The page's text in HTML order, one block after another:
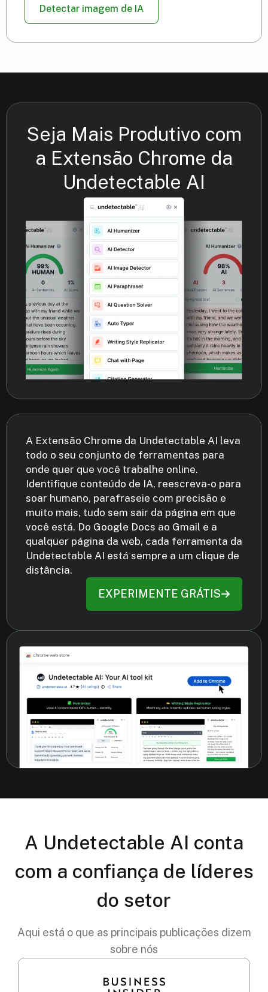
Detectar imagem de IA
Seja Mais Produtivo com
a Extensão Chrome da
Undetectable AI
A Extensão Chrome da Undetectable AI leva
todo o seu conjunto de ferramentas para
onde quer que você trabalhe online.
Identifique conteúdo de IA, reescreva-o para
soar humano, parafraseie com precisão e
muito mais, tudo sem sair da página em que
você está. Do Google Docs ao Gmail e a
qualquer página da web, cada ferramenta da
Undetectable AI está sempre a um clique de
distância.
EXPERIMENTE GRÁTIS
A Undetectable AI conta
com a confiança de líderes
do setor
Aqui está o que as principais publicações dizem
sobre nós